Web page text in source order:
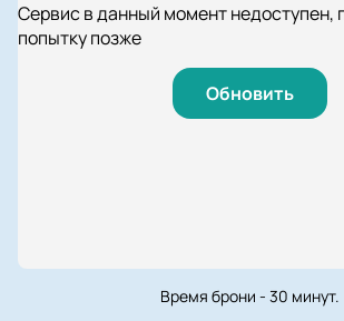
Сервис в данный момент недоступен,
попытку позже
Обновить
Время брони - 30 минут.